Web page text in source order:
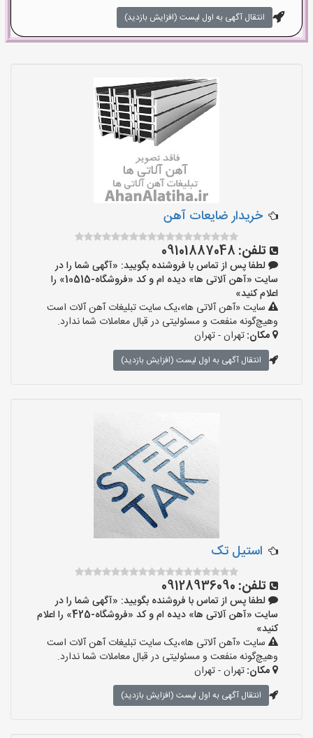
انتقال آگهی به اول لیست (افزایش بازدید)
خریدار ضایعات آهن
تلفن: 09101887048
لطفا پس از تماس با فروشنده بگویید: «آگهی شما را در
سایت «آهن آلاتی ها» دیده ام و کد «فروشگاه-10515» را
اعلام کنید»
سایت «آهن آلاتی ها»،یک سایت تبلیغات آهن آلات است
وهیچ‌گونه منفعت و مسئولیتی در قبال معاملات شما ندارد.
مکان:تهران - تهران
انتقال آگهی به اول لیست (افزایش بازدید)
استیل تک
تلفن: 09128936090
لطفا پس از تماس با فروشنده بگویید: «آگهی شما را در
سایت «آهن آلاتی ها» دیده ام و کد «فروشگاه-425» را اعلام
کنید»
سایت «آهن آلاتی ها»،یک سایت تبلیغات آهن آلات است
وهیچ‌گونه منفعت و مسئولیتی در قبال معاملات شما ندارد.
مکان:تهران - تهران
انتقال آگهی به اول لیست (افزایش بازدید)